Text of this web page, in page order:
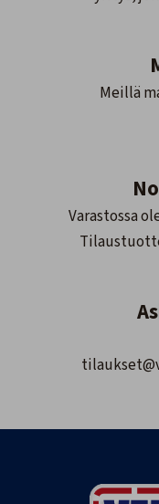
Meillä
Varastossa